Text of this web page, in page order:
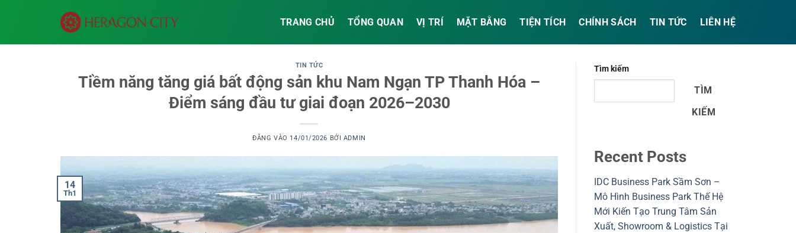
TRANG CHỦ TỔNG QUAN VỊ TRÍ MẶT BẰNG TIỆN TÍCH CHÍNH SÁCH TIN TỨC LIÊN HỆ
TIN TỨC
Tiềm năng tăng giá bất động sản khu Nam Ngạn TP Thanh Hóa –
Điểm sáng đầu tư giai đoạn 2026–2030
ĐĂNG VÀO 14/01/2026 BỞI ADMIN
14
Th1
Tìm kiếm
TÌM
KIẾM
Recent Posts
IDC Business Park Sầm Sơn –
Mô Hình Business Park Thế Hệ
Mới Kiến Tạo Trung Tâm Sản
Xuất, Showroom & Logistics Tại